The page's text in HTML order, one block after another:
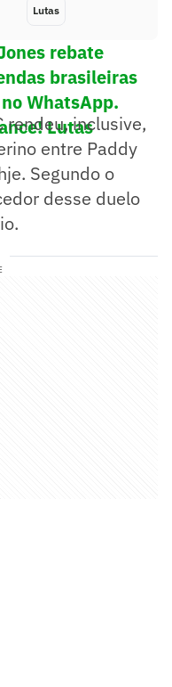
Lutas
rebate
brasileiras
WhatsApp.
Lutas
rendeu, inclusive,
entre Paddy
Segundo o
desse duelo